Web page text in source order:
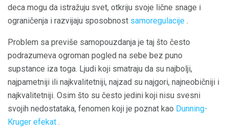
deca mogu da istražuju svet, otkriju svoje lične snage i
ograničenja i razvijaju sposobnost samoregulacije .
Problem sa previše samopouzdanja je taj što često
podrazumeva ogroman pogled na sebe bez puno
supstance iza toga. Ljudi koji smatraju da su najbolji,
najpametniji ili najkvalitetniji, najzad su najgori, najneobičniji i
najkvalitetniji. Osim što su često jedini koji nisu svesni
svojih nedostataka, fenomen koji je poznat kao Dunning-
Kruger efekat .